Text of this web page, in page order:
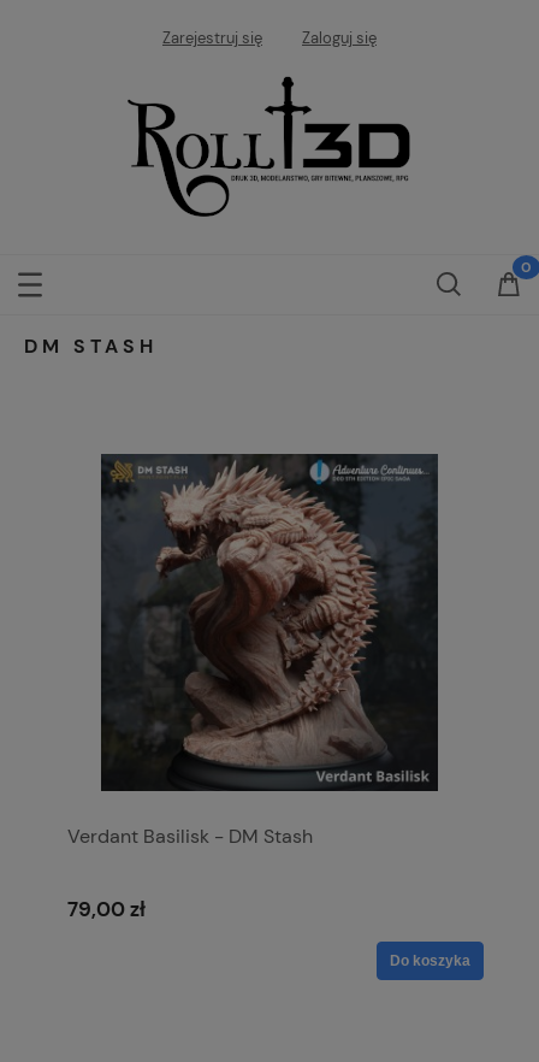
Zarejestruj się Zaloguj się
DM STASH
Verdant Basilisk - DM Stash
79,00 zł
Do koszyka